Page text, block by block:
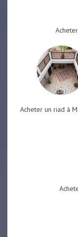
Acheter un riad à